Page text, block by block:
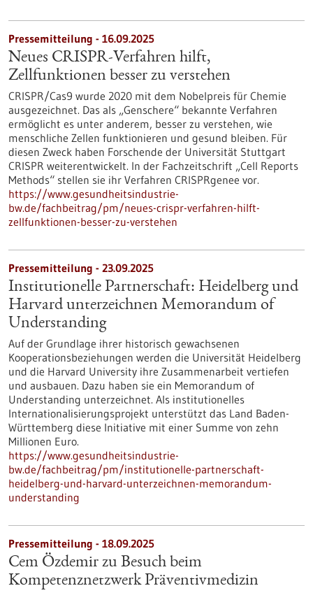
Pressemitteilung - 16.09.2025
Neues CRISPR-Verfahren hilft,
Zellfunktionen besser zu verstehen
CRISPR/Cas9 wurde 2020 mit dem Nobelpreis für Chemie
ausgezeichnet. Das als „Genschere“ bekannte Verfahren
ermöglicht es unter anderem, besser zu verstehen, wie
menschliche Zellen funktionieren und gesund bleiben. Für
diesen Zweck haben Forschende der Universität Stuttgart
CRISPR weiterentwickelt. In der Fachzeitschrift „Cell Reports
Methods“ stellen sie ihr Verfahren CRISPRgenee vor.
https://www.gesundheitsindustrie-
bw.de/fachbeitrag/pm/neues-crispr-verfahren-hilft-
zellfunktionen-besser-zu-verstehen
Pressemitteilung - 23.09.2025
Institutionelle Partnerschaft: Heidelberg und
Harvard unterzeichnen Memorandum of
Understanding
Auf der Grundlage ihrer historisch gewachsenen
Kooperationsbeziehungen werden die Universität Heidelberg
und die Harvard University ihre Zusammenarbeit vertiefen
und ausbauen. Dazu haben sie ein Memorandum of
Understanding unterzeichnet. Als institutionelles
Internationalisierungsprojekt unterstützt das Land Baden-
Württemberg diese Initiative mit einer Summe von zehn
Millionen Euro.
https://www.gesundheitsindustrie-
bw.de/fachbeitrag/pm/institutionelle-partnerschaft-
heidelberg-und-harvard-unterzeichnen-memorandum-
understanding
Pressemitteilung - 18.09.2025
Cem Özdemir zu Besuch beim
Kompetenznetzwerk Präventivmedizin